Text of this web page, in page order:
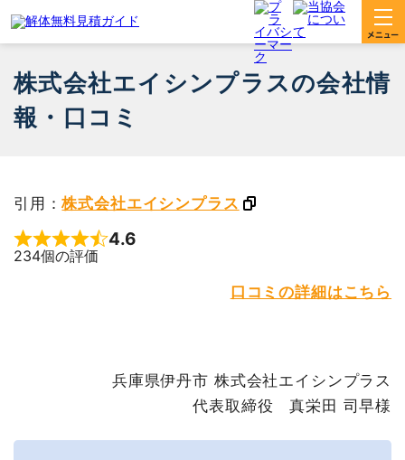
株式会社エイシンプラスの会社情
報・口コミ
引用：株式会社エイシンプラス
Rated 4.6 out of 5
4.6
234個の評価
口コミの詳細はこちら
兵庫県伊丹市 株式会社エイシンプラス
代表取締役 真栄田 司早様